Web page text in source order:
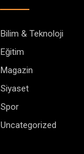
Bilim & Teknoloji
Eğitim
Magazin
Siyaset
Spor
Uncategorized